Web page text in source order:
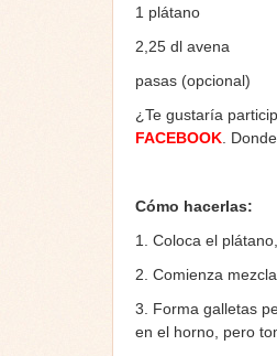
1 plátano
2,25 dl avena
pasas (opcional)
¿Te gustaría
FACEBOOK .
Cómo hacerlas:
1. Coloca el
2. Comienza
3. Forma galletas
en el horno, pero